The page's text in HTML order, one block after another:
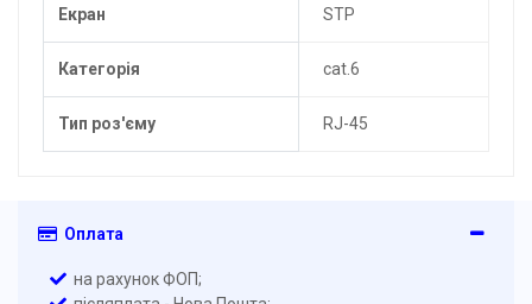
Екран STP
Категорія cat.6
Тип роз'єму RJ-45
Оплата
на рахунок ФОП;